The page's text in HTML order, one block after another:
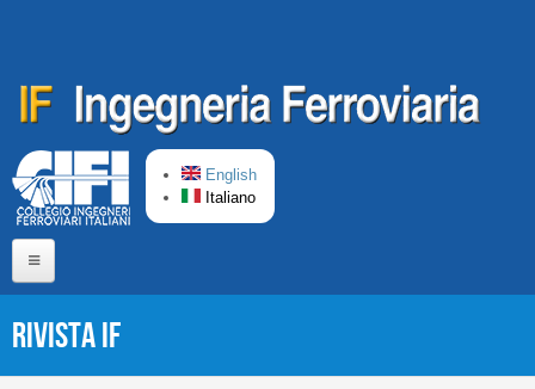
English
Italiano
Rivista IF